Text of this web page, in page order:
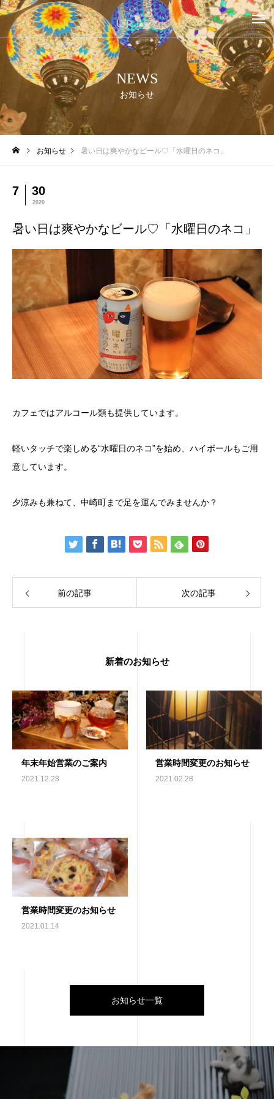
NEWS
お知らせ
お知らせ 暑い日は爽やかなビール♡「水曜日のネコ」
7 30
2020
暑い日は爽やかなビール♡「水曜日のネコ」
カフェではアルコール類も提供しています。
軽いタッチで楽しめる“水曜日のネコ”を始め、ハイボールもご用
意しています。
夕涼みも兼ねて、中崎町まで足を運んでみませんか？
前の記事 次の記事
新着のお知らせ
年末年始営業のご案内
2021.12.28
営業時間変更のお知らせ
2021.02.28
営業時間変更のお知らせ
2021.01.14
お知らせ一覧